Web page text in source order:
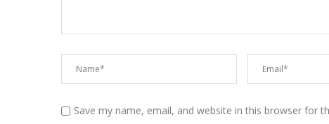
Save my name, email, and website in this browser for